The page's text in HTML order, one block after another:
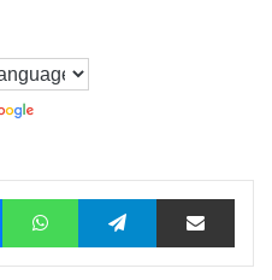
MessengerWhatsAppTelegram Share via